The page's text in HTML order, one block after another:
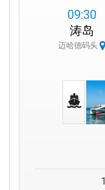
09:30
涛岛
迈哈德码头